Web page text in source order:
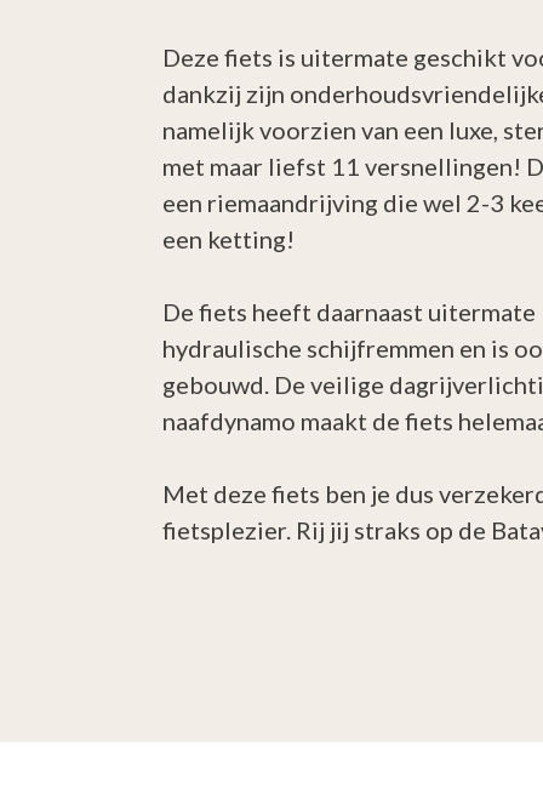
Deze fiets is uitermate geschikt
dankzij zijn
namelijk voorzien van een luxe,
met maar liefst 11 versnellingen!
een riemaandrijving die wel 2-3
een ketting!
De fiets heeft daarnaast
hydraulische schijfremmen en is
gebouwd. De veilige
naafdynamo maakt de fiets
Met deze fiets ben je dus
fietsplezier. Rij jij straks op de